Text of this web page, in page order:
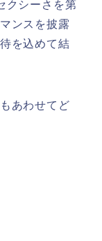
クシーさを第
ンスを披露
を込めて結
あわせてど